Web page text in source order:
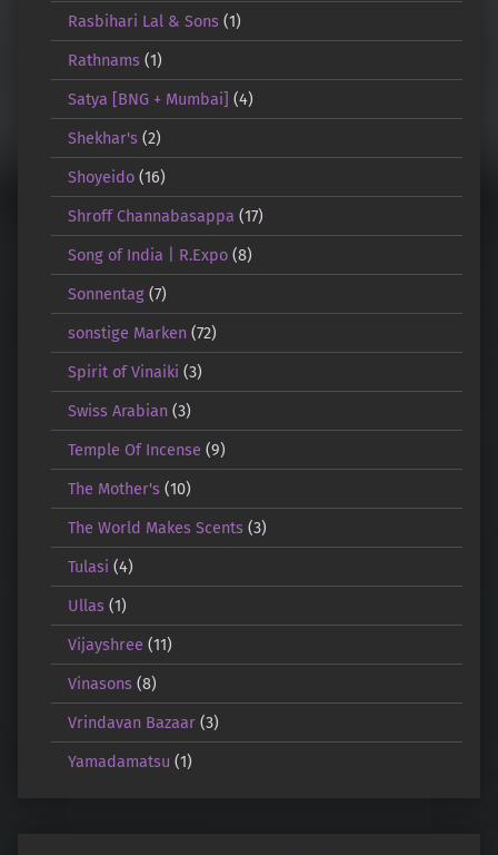
Rasbihari Lal & Sons(1)
Rathnams(1)
Satya [BNG + Mumbai] (4)
Shekhar's(2)
Shoyeido(16)
Shroff Channabasappa (17)
Song of India | R.Expo(8)
Sonnentag(7)
sonstige Marken(72)
Spirit of Vinaiki (3)
Swiss Arabian(3)
Temple Of Incense (9)
The Mother's(10)
The World Makes Scents(3)
Tulasi (4)
Ullas(1)
Vijayshree (11)
Vinasons(8)
Vrindavan Bazaar(3)
Yamadamatsu (1)